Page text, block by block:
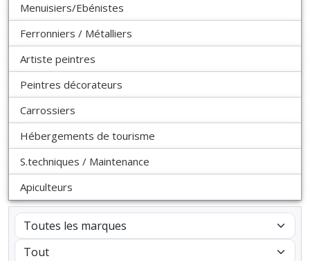
Menuisiers/Ebénistes
Ferronniers / Métalliers
Artiste peintres
Peintres décorateurs
Carrossiers
Hébergements de tourisme
S.techniques / Maintenance
Apiculteurs